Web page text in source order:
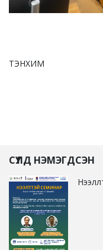
ХШУС-
ТЭНХИМ
СҮҮЛД НЭМЭГДСЭН